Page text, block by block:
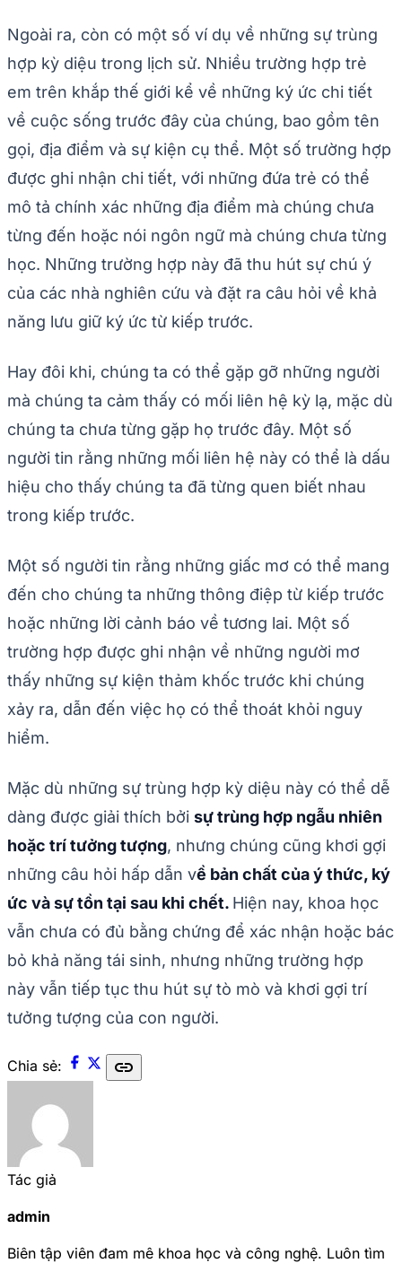
Ngoài ra, còn có một số ví dụ về những sự trùng
hợp kỳ diệu trong lịch sử. Nhiều trường hợp trẻ
em trên khắp thế giới kể về những ký ức chi tiết
về cuộc sống trước đây của chúng, bao gồm tên
gọi, địa điểm và sự kiện cụ thể. Một số trường hợp
được ghi nhận chi tiết, với những đứa trẻ có thể
mô tả chính xác những địa điểm mà chúng chưa
từng đến hoặc nói ngôn ngữ mà chúng chưa từng
học. Những trường hợp này đã thu hút sự chú ý
của các nhà nghiên cứu và đặt ra câu hỏi về khả
năng lưu giữ ký ức từ kiếp trước.
Hay đôi khi, chúng ta có thể gặp gỡ những người
mà chúng ta cảm thấy có mối liên hệ kỳ lạ, mặc dù
chúng ta chưa từng gặp họ trước đây. Một số
người tin rằng những mối liên hệ này có thể là dấu
hiệu cho thấy chúng ta đã từng quen biết nhau
trong kiếp trước.
Một số người tin rằng những giấc mơ có thể mang
đến cho chúng ta những thông điệp từ kiếp trước
hoặc những lời cảnh báo về tương lai. Một số
trường hợp được ghi nhận về những người mơ
thấy những sự kiện thảm khốc trước khi chúng
xảy ra, dẫn đến việc họ có thể thoát khỏi nguy
hiểm.
Mặc dù những sự trùng hợp kỳ diệu này có thể dễ
dàng được giải thích bởi sự trùng hợp ngẫu nhiên
hoặc trí tưởng tượng, nhưng chúng cũng khơi gợi
những câu hỏi hấp dẫn về bản chất của ý thức, ký
ức và sự tồn tại sau khi chết. Hiện nay, khoa học
vẫn chưa có đủ bằng chứng để xác nhận hoặc bác
bỏ khả năng tái sinh, nhưng những trường hợp
này vẫn tiếp tục thu hút sự tò mò và khơi gợi trí
tưởng tượng của con người.
Chia sẻ: link
Tác giả
admin
Biên tập viên đam mê khoa học và công nghệ. Luôn tìm